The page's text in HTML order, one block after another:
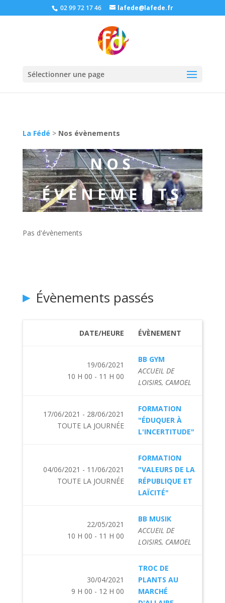
02 99 72 17 46 lafede@lafede.fr
Sélectionner une page
La Fédé > Nos évènements
NOS
ÉVÈNEMENTS
Pas d'évènements
Évènements passés
DATE/HEURE ÉVÈNEMENT
19/06/2021
10 H 00 - 11 H 00
BB GYM
ACCUEIL DE
LOISIRS, CAMOEL
17/06/2021 - 28/06/2021
TOUTE LA JOURNÉE
FORMATION
"ÉDUQUER À
L'INCERTITUDE"
04/06/2021 - 11/06/2021
TOUTE LA JOURNÉE
FORMATION
"VALEURS DE LA
RÉPUBLIQUE ET
LAÏCITÉ"
22/05/2021
10 H 00 - 11 H 00
BB MUSIK
ACCUEIL DE
LOISIRS, CAMOEL
30/04/2021
9 H 00 - 12 H 00
TROC DE
PLANTS AU
MARCHÉ